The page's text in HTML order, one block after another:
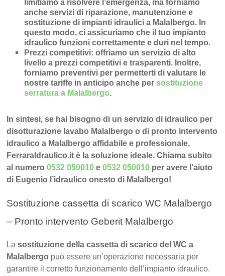
limitiamo a risolvere l’emergenza, ma forniamo
ancheservizi di riparazione, manutenzione e
sostituzione di impianti idraulici a Malalbergo. In
questo modo, ci assicuriamo che il tuo impianto
idraulico funzioni correttamente e duri nel tempo.
Prezzi competitivi: offriamo unservizio di alto
livello a prezzi competitivi e trasparenti. Inoltre,
forniamo preventivi per permetterti di valutare le
nostre tariffe in anticipo anche persostituzione
serratura a Malalbergo.
In sintesi, se hai bisogno di un servizio di idraulico per
disotturazione lavabo Malalbergo o di pronto intervento
idraulico a Malalbergo affidabile e professionale,
FerraraIdraulico.it è la soluzione ideale. Chiama subito
al numero0532 050010 e0532 050010 per avere l’aiuto
di Eugenio l’idraulico onesto di Malalbergo!
Sostituzione cassetta di scarico WC Malalbergo
– Pronto intervento Geberit Malalbergo
Lasostituzione della cassetta di scarico del WC a
Malalbergo può essere un’operazione necessaria per
garantire il corretto funzionamento dell’impianto idraulico.